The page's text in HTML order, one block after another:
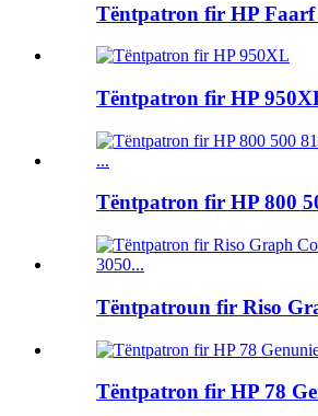
Tëntpatron fir HP Faarf
Tëntpatron fir HP
Tëntpatron fir HP 800
Tëntpatroun fir Riso
Tëntpatron fir HP 78